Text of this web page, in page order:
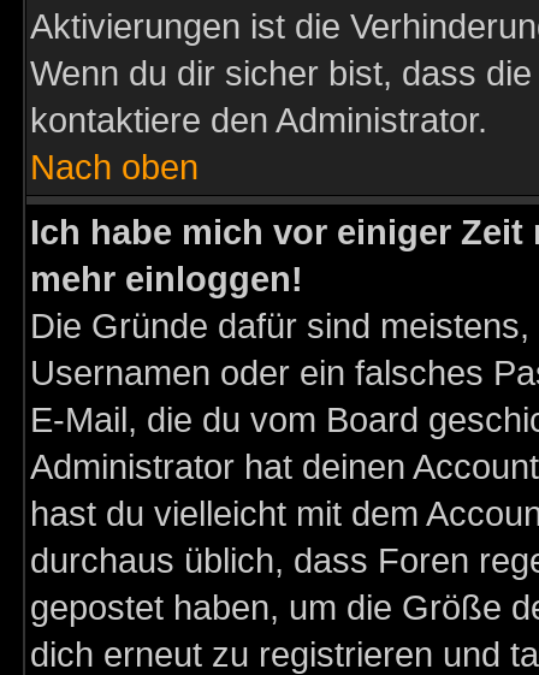
Aktivierungen ist die
Wenn du dir sicher bist, dass
kontaktiere den Administrator.
Nach oben
Ich habe mich vor einiger
mehr einloggen!
Die Gründe dafür sind
Usernamen oder ein falsches
E-Mail, die du vom Board
Administrator hat deinen
hast du vielleicht mit dem
durchaus üblich, dass Foren
gepostet haben, um die Größe
dich erneut zu registrieren und